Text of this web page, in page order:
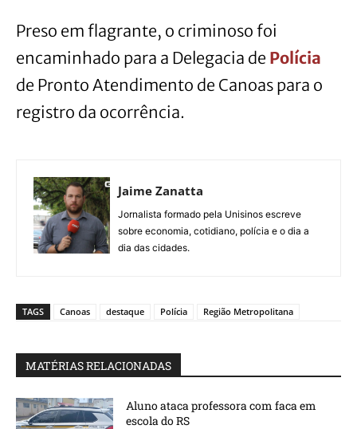
Preso em flagrante, o criminoso foi
encaminhado para a Delegacia de Polícia
de Pronto Atendimento de Canoas para o
registro da ocorrência.
Jaime Zanatta
Jornalista formado pela Unisinos escreve
sobre economia, cotidiano, polícia e o dia a
dia das cidades.
TAGS Canoas destaque Polícia Região Metropolitana
MATÉRIAS RELACIONADAS
Aluno ataca professora com faca em
escola do RS